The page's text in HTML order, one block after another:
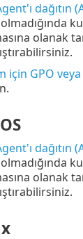
dağıtın
olanak
için GPO
dağıtın
olanak